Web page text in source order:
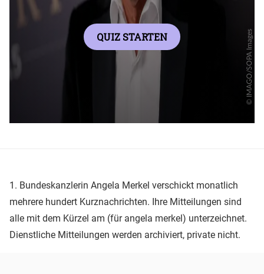
1. Bundeskanzlerin Angela Merkel verschickt monatlich
mehrere hundert Kurznachrichten. Ihre Mitteilungen sind
alle mit dem Kürzel am (für angela merkel) unterzeichnet.
Dienstliche Mitteilungen werden archiviert, private nicht.